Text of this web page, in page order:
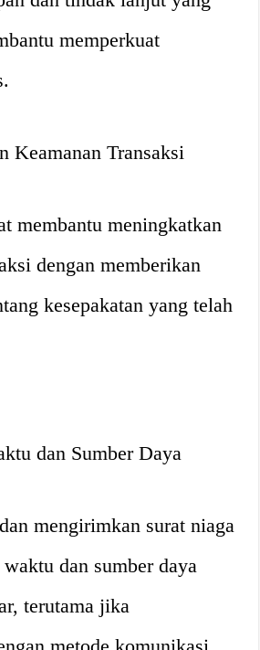
memperkuat
Keamanan Transaksi
membantu meningkatkan
dengan memberikan
kesepakatan yang telah
dan Sumber Daya
mengirimkan surat niaga
dan sumber daya
terutama jika